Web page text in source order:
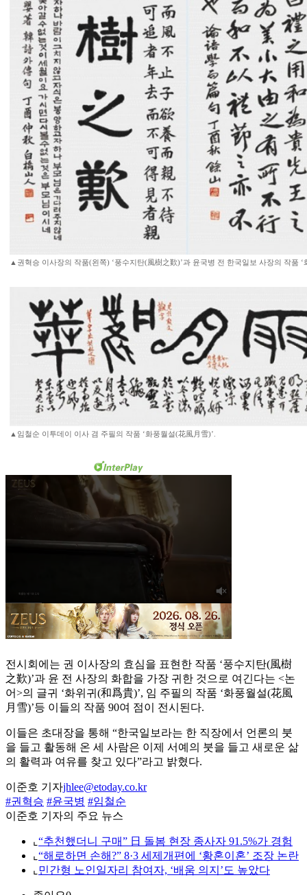
▲권혁승 이사장의 작품(왼쪽) ‘풍수지탄(風樹之歎)’과 윤국병 전 한국일보 사장의 작품 ‘
▲임철순 이투데이 이사 겸 주필의 작품 ‘화풍월설(花風月雪)’.
전시회에는 권 이사장의 효심을 표현한 작품 ‘풍수지탄(風樹
之歎)’과 윤 전 사장의 화합을 가장 귀한 것으로 여긴다는 <논
어>의 글귀 ‘화위귀(和爲貴)’, 임 주필의 작품 ‘화풍월설(花風
月雪)’등 이들의 작품 90여 점이 전시된다.
이들은 초대장을 통해 “한국일보라는 한 직장에서 언론의 붓
을 들고 활동해 온 세 사람은 이제 서예의 붓을 들고 새로운 삶
의 활력과 여유를 찾고 있다”라고 밝혔다.
이준호 기자jhlee@etoday.co.kr
#권혁승 #윤국병 #임철순
이준호 기자의 주요 뉴스
⌞ “추천했더니 구매” 日 돌봄 현장 종사자 91.5%가 경험
⌞ “해로하면 손해?” 8·3 세제개편에 ‘황혼이혼’ 조장 논란
⌞ 민간형 노인일자리 참여자, ‘배움 의지’도 높았다